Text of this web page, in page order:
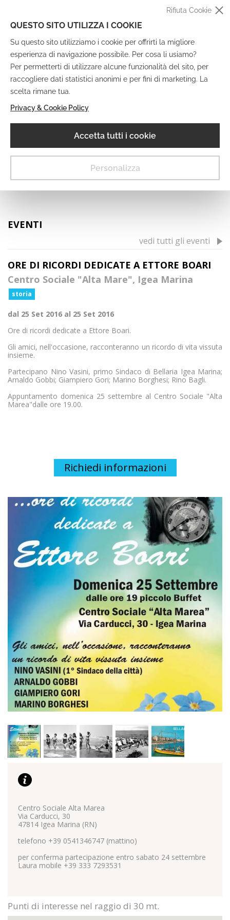
QUESTO SITO UTILIZZA I COOKIE
Su questo sito utilizziamo i cookie per offrirti la migliore
esperienza di navigazione possibile. Per cosa li usiamo?
Per permetterti di utilizzare alcune funzionalità del sito, per
raccogliere dati statistici anonimi e per fini di marketing. La
scelta rimane tua.
Privacy & Cookie Policy
Accetta tutti i cookie
Personalizza
Rifiuta Cookie
Necessari
I cookie necessari contribuiscono a rendere fruibile il sito
abilitando le funzioni di base come la navigazione della
pagina, l'accesso alle aree protette e a raccogliere dati sul
percorso di navigazione.
Il sito non può funzionare correttamente senza questi
cookie e non richiedono il tuo consenso.
I cookie statistici aiutano i proprietari del sito web a capire
come i visitatori interagiscono, raccogliendo e
trasmettendo informazioni in forma anonima.
Vedi la lista completa
Marketing
I cookie per il marketing vengono utilizzati per monitorare i
annunci pertinenti e coinvolgenti per il singolo utente e
quindi quelli di maggior valore per gli editori e gli
Vedi la lista completa
MENU
EVENTI
vedi tutti gli eventi
ORE DI RICORDI DEDICATE A ETTORE BOARI
Centro Sociale "Alta Mare", Igea Marina
storia
dal 25 Set 2016 al 25 Set 2016
Ore di ricordi dedicate a Ettore Boari.
Gli amici, nell'occasione, racconteranno un ricordo di vita vissuta
insieme.
Partecipano Nino Vasini, primo Sindaco di Bellaria Igea Marina;
Arnaldo Gobbi; Giampiero Gori; Marino Borghesi; Rino Bagli.
Appuntamento domenica 25 settembre al Centro Sociale "Alta
Marea"dalle ore 19.00.
Richiedi informazioni
Centro Sociale Alta Marea
Via Carducci, 30
47814 Igea Marina (RN)
telefono +39 0541346747 (mattino)
per conferma partecipazione entro sabato 24 settembre
Laura mobile +39 333 7293531
Punti di interesse nel raggio di 30 mt.